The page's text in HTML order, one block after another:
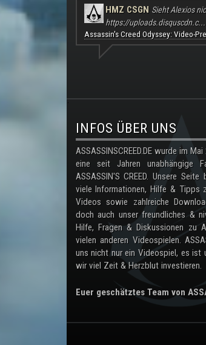
HMZ CSGN Sieht Alexios
https://uploads.disquscdn.c...
Assassin's Creed Odyssey: Video-
.
INFOS ÜBER UNS
ASSASSINSCREED.DE wurde im
eine seit Jahren unabhängige
ASSASSIN'S CREED. Unsere
viele Informationen, Hilfe & Tipps
Videos sowie zahlreiche
doch auch unser freundliches &
Hilfe, Fragen & Diskussionen zu
vielen anderen Videospielen.
uns nicht nur ein Videospiel, es ist
wir viel Zeit & Herzblut investieren.
Euer geschätztes Team von